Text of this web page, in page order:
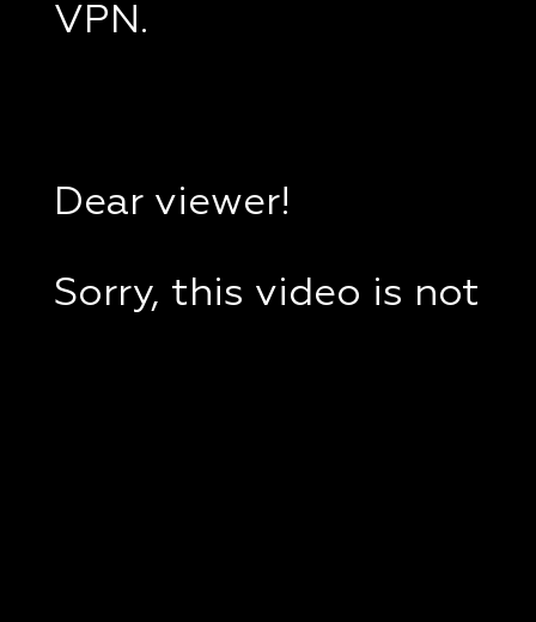
VPN.
Dear viewer!
Sorry, this video is not